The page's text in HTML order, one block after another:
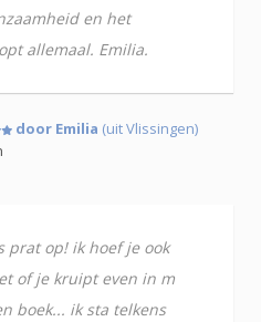
en het
allemaal. Emilia.
door Emilia (uit Vlissingen)
prat op! ik hoef je ook
of je kruipt even in m
boek... ik sta telkens